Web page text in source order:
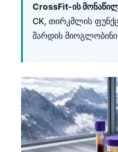
CrossFit-ის
CK, თირკმლის
შარდის